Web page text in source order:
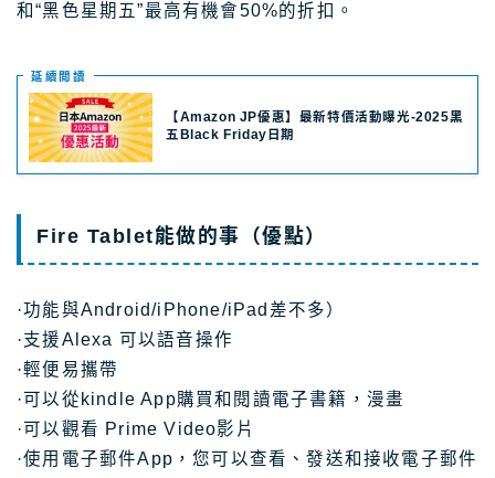
和“黑色星期五”最高有機會50%的折扣。
延續閲讀
【Amazon JP優惠】最新特價活動曝光-2025黑
五Black Friday日期
Fire Tablet能做的事（優點）
·功能與Android/iPhone/iPad差不多）
·支援Alexa 可以語音操作
·輕便易攜帶
·可以從kindle App購買和閱讀電子書籍，漫畫
·可以觀看 Prime Video影片
·使用電子郵件App，您可以查看、發送和接收電子郵件